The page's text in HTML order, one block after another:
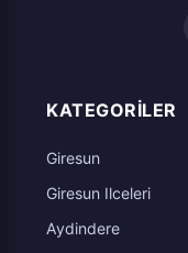
KATEGORILER
Giresun
Giresun Ilceleri
Aydindere